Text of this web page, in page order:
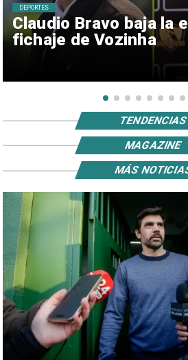
Claudio Bravo baja la
fichaje de Vozinha
DEPORTES
TENDENCIAS
MAGAZINE
MÁS